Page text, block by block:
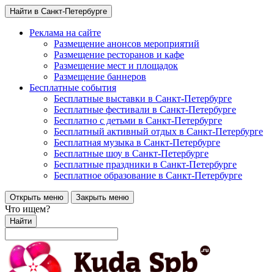
Найти в Санкт-Петербурге
Реклама на сайте
Размещение анонсов мероприятий
Размещение ресторанов и кафе
Размещение мест и площадок
Размещение баннеров
Бесплатные события
Бесплатные выставки в Санкт-Петербурге
Бесплатные фестивали в Санкт-Петербурге
Бесплатно с детьми в Санкт-Петербурге
Бесплатный активный отдых в Санкт-Петербурге
Бесплатная музыка в Санкт-Петербурге
Бесплатные шоу в Санкт-Петербурге
Бесплатные праздники в Санкт-Петербурге
Бесплатное образование в Санкт-Петербурге
Открыть меню Закрыть меню
Что ищем?
Найти